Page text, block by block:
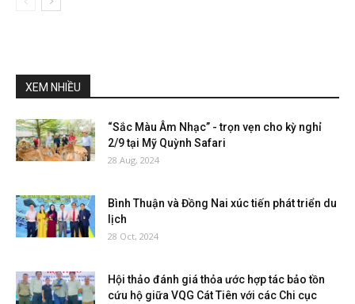
XEM NHIỀU
“Sắc Màu Âm Nhạc” - trọn vẹn cho kỳ nghỉ
2/9 tại Mỹ Quỳnh Safari
28 Aug, 2024
Bình Thuận và Đồng Nai xúc tiến phát triển du
lịch
28 Oct, 2024
Hội thảo đánh giá thỏa ước hợp tác bảo tồn
cứu hộ giữa VQG Cát Tiên với các Chi cục